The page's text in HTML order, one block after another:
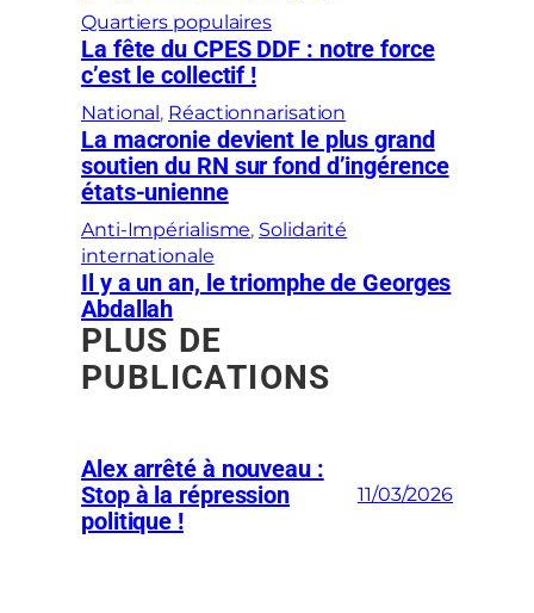
Quartiers populaires
La fête du CPES DDF : notre force
c’est le collectif !
National, Réactionnarisation
La macronie devient le plus grand
soutien du RN sur fond d’ingérence
états-unienne
Anti-Impérialisme, Solidarité
internationale
Il y a un an, le triomphe de Georges
Abdallah
PLUS DE
PUBLICATIONS
Alex arrêté à nouveau :
Stop à la répression
politique !
11/03/2026